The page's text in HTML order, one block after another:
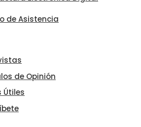
de Asistencia
de Opinión
Útiles